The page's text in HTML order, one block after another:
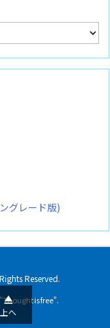
グレード版)
Reserved.
Thought is free".

上へ